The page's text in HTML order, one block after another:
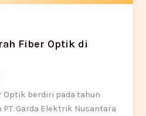
Fiber Optik di
Optik berdiri pada tahun
Garda Elektrik Nusantara